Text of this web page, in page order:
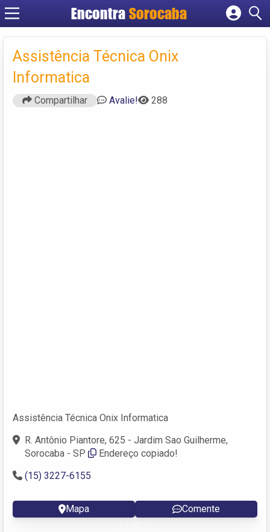
EncontraSorocaba
Cadastrar empresa
Criar conta
Assistência Técnica Onix
Informatica
Compartilhar Avalie! 288
Assistência Técnica Onix Informatica
R. Antônio Piantore, 625 - Jardim Sao Guilherme,
Sorocaba - SP
Endereço copiado!
(15) 3227-6155
Mapa Comente